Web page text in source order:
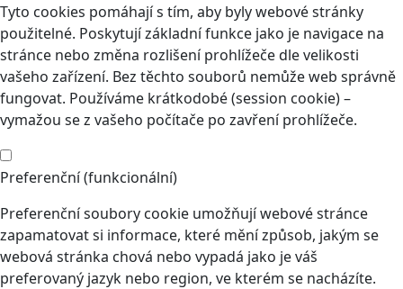
Tyto cookies pomáhají s tím, aby byly webové stránky
použitelné. Poskytují základní funkce jako je navigace na
stránce nebo změna rozlišení prohlížeče dle velikosti
vašeho zařízení. Bez těchto souborů nemůže web správně
fungovat. Používáme krátkodobé (session cookie) –
vymažou se z vašeho počítače po zavření prohlížeče.
Preferenční (funkcionální)
Preferenční soubory cookie umožňují webové stránce
zapamatovat si informace, které mění způsob, jakým se
webová stránka chová nebo vypadá jako je váš
preferovaný jazyk nebo region, ve kterém se nacházíte.